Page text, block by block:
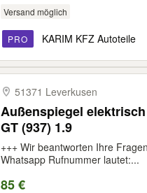
Versand möglich
PRO KARIM KFZ Autoteile
51371 Leverkusen
Außenspiegel elektrisch lackiert
GT (937) 1.9
+++ Wir beantworten Ihre
Whatsapp Rufnummer lautet:...
85 €